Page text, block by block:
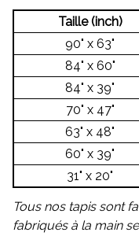
Taille (inch)
90" x 63"
84" x 60"
84" x 39"
70" x 47"
63" x 48"
60" x 39"
31" x 20"
Tous nos tapis sont
fabriqués à la main